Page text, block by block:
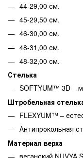
44-29,00 см.
45-29,50 см.
46-30,00 см.
48-31,00 см.
48-32,00 см.
Стелька
SOFTYUM™ 3D –
Штробельная
FLEXYUM™ –
Антипрокольная
Материал верха
веганский